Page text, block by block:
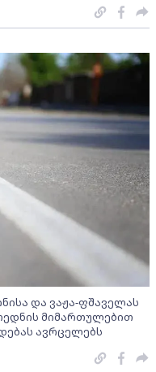
და ვაჟა-ფშაველას
მიმართულებით
ავრცელებს